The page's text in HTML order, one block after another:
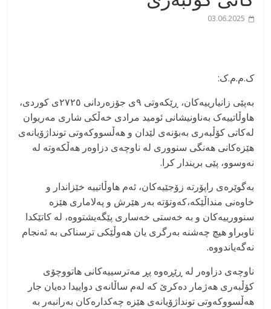
03.06.2025
ک.م.م.ک:
بەپێی زانیارییەکان، ڕێکەوتی ٩ی جۆزەردانی ٢٧٢٥ی کوردی،
هاوڵاتییەک بەناونیشانی ئومید مرادی خەڵکی شاری مەریوان
لەکاتی کۆڵبەری بەبۆنەی لێدان و هەڵسووکەوتی تونداژۆیانەی
هێزەکانی هەنگی سنووری لە ناوچەی دزاوەر هەڵکەوتە لە
نەوسوو، پێی بریندار کرا.
بەگوێرەی راپۆرتە زۆجێیەکان، ئەم هاوڵاتییە خێزاندار و
خاوەنی منداڵێکە،کەوتۆتە بەر هێرش و پەلاماری هێزە
سنوورییەکان و بە خەستی خەساری پێگەیشتووە، لە کاتێکدا
ناوبراو هیچ چەشنە بەرگری یان هەوڵێکی ترسناکی بە ئەنجام
نەگەیاندووە.
ناوچەی دزاوەر لە ڕێڕەوە پڕ مەترسییەکانی هاتووچۆی
کۆڵبەری هەژمار دەکرێ کە لەم ساڵانەی دواییدا دەیان جار
هەڵسووکەوتی تونداژۆیانەی هێزە چەکدارەکان بەرانبەر بە